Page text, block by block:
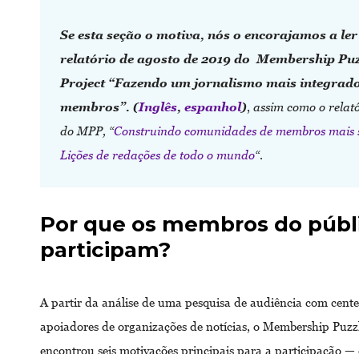
Se esta seção o motiva, nós o encorajamos a
relatório de agosto de 2019 do Membership
Project “Fazendo um jornalismo mais
membros”. (Inglês, espanhol), assim como o
do MPP, “Construindo comunidades de membros mais
Lições de redações de todo o mundo“.
Por que os membros do
participam?
A partir da análise de uma pesquisa de audiência com
apoiadores de organizações de notícias, o Membership
encontrou seis motivações principais para a participação —